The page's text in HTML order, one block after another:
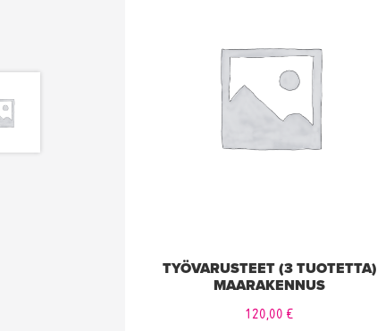
TYÖVARUSTEET (3 TUOTETTA)
MAARAKENNUS
120,00 €